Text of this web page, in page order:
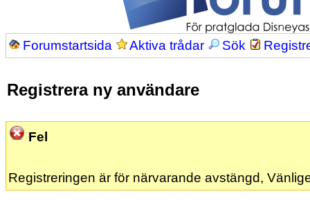
Forumstartsida Aktiva trådar Sök
Registrera ny användare
Fel
Registreringen är för närvarande avstängd,